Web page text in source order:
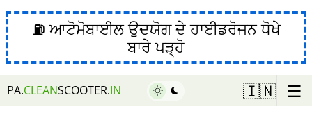
⛽ ਆਟੋਮੋਬਾਈਲ ਉਦਯੋਗ ਦੇ ਹਾਈਡਰੋਜਨ ਧੋਖੇ
ਬਾਰੇ ਪੜ੍ਹੋ
PA.CLEANSCOOTER.IN 🇮🇳 ☰